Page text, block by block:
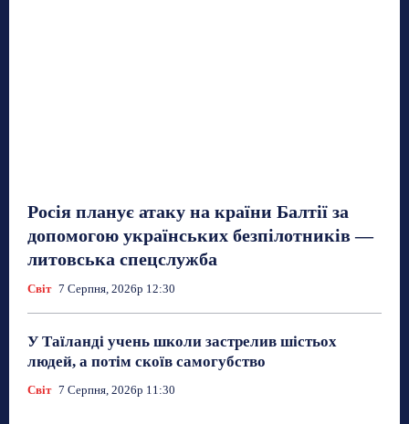
Росія планує атаку на країни Балтії за
допомогою українських безпілотників —
литовська спецслужба
Світ 7 Серпня, 2026р 12:30
У Таїланді учень школи застрелив шістьох
людей, а потім скоїв самогубство
Світ 7 Серпня, 2026р 11:30